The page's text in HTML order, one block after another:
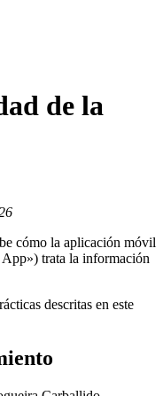
de la
cómo la aplicación móvil
App») trata la información
descritas en este